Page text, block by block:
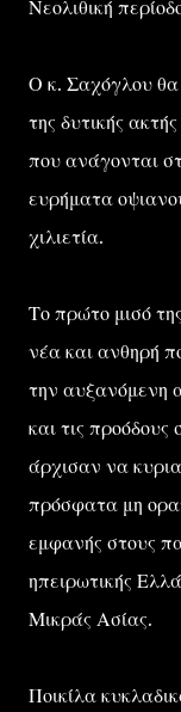
Νεολιθική
Ο κ. Σαχόγλου θα
της δυτικής
που ανάγονται
ευρήματα
χιλιετία.
Το πρώτο μισό
νέα και ανθηρή
την αυξανόμενη
και τις
άρχισαν να
πρόσφατα μη
εμφανής στους
ηπειρωτικής
Μικράς Ασίας.
Ποικίλα